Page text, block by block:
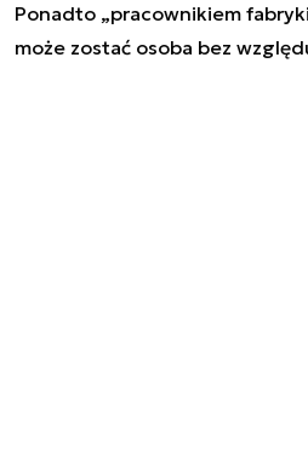
Ponadto „pracownikiem
może zostać osoba bez